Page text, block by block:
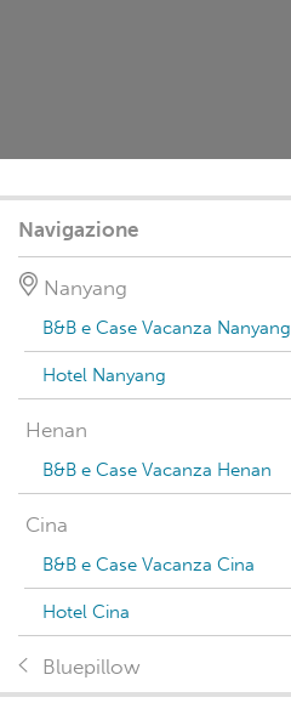
Navigazione
Nanyang
B&B e Case Vacanza Nanyang
Hotel Nanyang
Henan
B&B e Case Vacanza Henan
Cina
B&B e Case Vacanza Cina
Hotel Cina
Bluepillow